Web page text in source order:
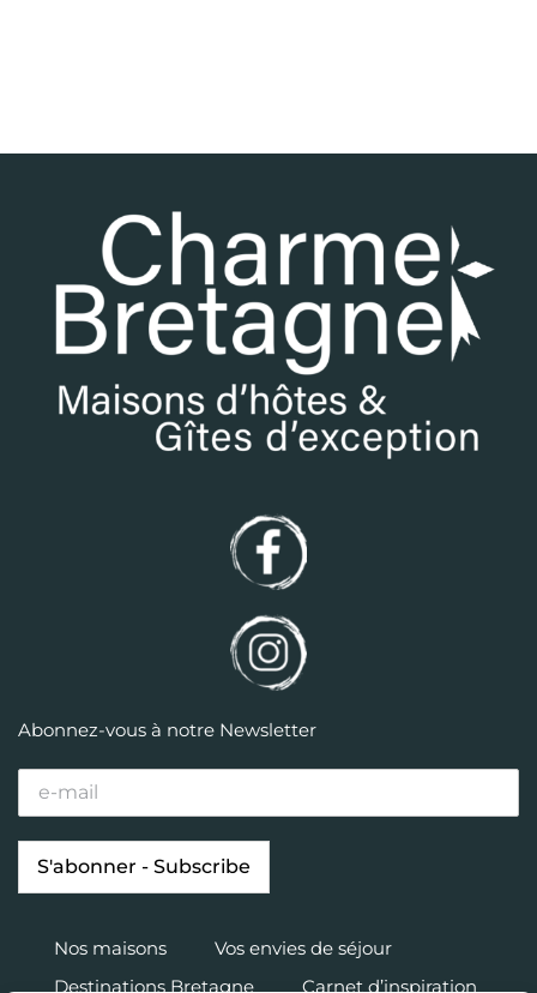
Abonnez-vous à notre Newsletter
Nos maisons
Vos envies de séjour
Destinations Bretagne
Carnet d’inspiration